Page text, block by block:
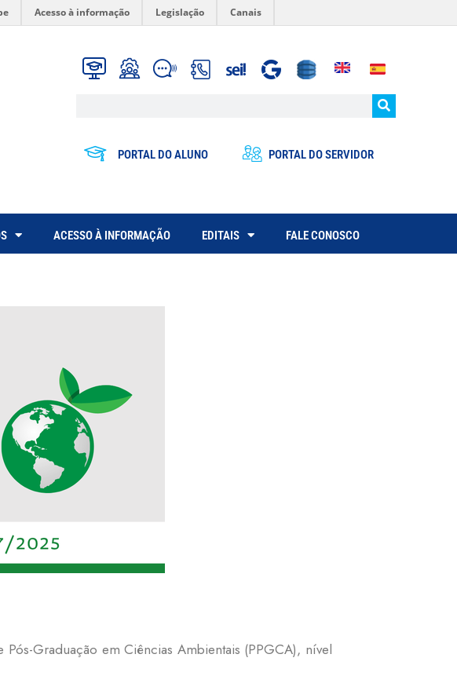
Acesso à informação Legislação Canais
PORTAL DO ALUNO PORTAL DO SERVIDOR
ACESSO À INFORMAÇÃO EDITAIS FALE CONOSCO
Graduação em Ciências Ambientais (PPGCA), nível